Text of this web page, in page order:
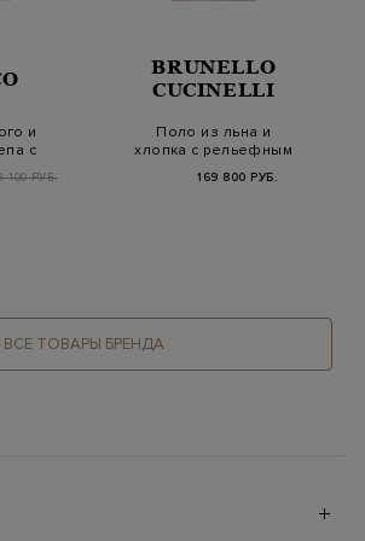
и
с
100 РУБ.
BRUNELLO
CUCINELLI
Поло из льна и
хлопка с рельефным
169 800 РУБ.
ВСЕ ТОВАРЫ БРЕНДА